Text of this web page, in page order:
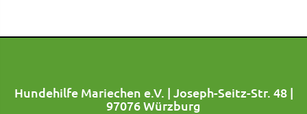
Hundehilfe Mariechen e.V. | Joseph-Seitz-Str. 48 |
97076 Würzburg